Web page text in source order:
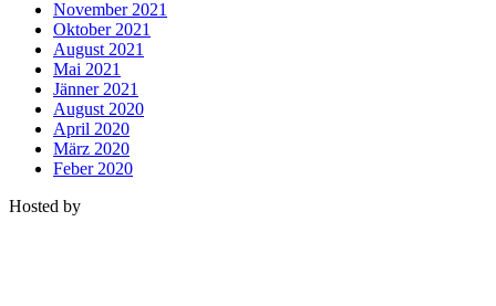
November 2021
Oktober 2021
August 2021
Mai 2021
Jänner 2021
August 2020
April 2020
März 2020
Feber 2020
Hosted by